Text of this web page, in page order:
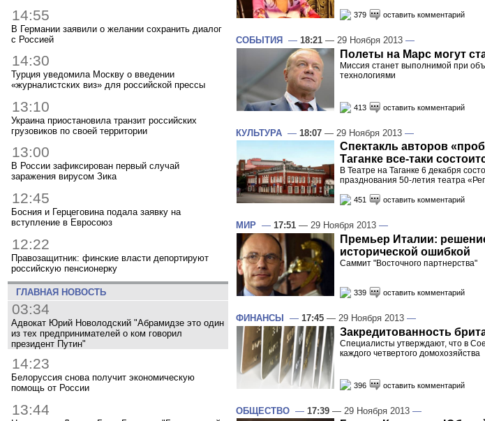
14:55
В Германии заявили о желании сохранить диалог
с Россией
14:30
Турция уведомила Москву о введении
«журналистских виз» для российской прессы
13:10
Украина приостановила транзит российских
грузовиков по своей территории
13:00
В России зафиксирован первый случай
заражения вирусом Зика
12:45
Босния и Герцеговина подала заявку на
вступление в Евросоюз
12:22
Правозащитник: финские власти депортируют
российскую пенсионерку
ГЛАВНАЯ НОВОСТЬ
03:34
Адвокат Юрий Новолодский "Абрамидзе это один
из тех предпринимателей о ком говорил
президент Путин"
14:23
Белоруссия снова получит экономическую
помощь от России
13:44
379 оставить комментарий
СОБЫТИЯ — 18:21 — 29 Ноября 2013 —
Полеты на Марс могут
Миссия станет выполнимой при
технологиями
413 оставить комментарий
КУЛЬТУРА — 18:07 — 29 Ноября 2013 —
Спектакль авторов
Таганке все-таки
В Театре на Таганке 6 декабря
празднования 50-летия театра
451 оставить комментарий
МИР — 17:51 — 29 Ноября 2013 —
Премьер Италии:
исторической ошибкой
Саммит "Восточного партнерства"
339 оставить комментарий
ФИНАНСЫ — 17:45 — 29 Ноября 2013 —
Закредитованность
Специалисты утверждают, что в
каждого четвертого домохозяйства
396 оставить комментарий
ОБЩЕСТВО — 17:39 — 29 Ноября 2013 —